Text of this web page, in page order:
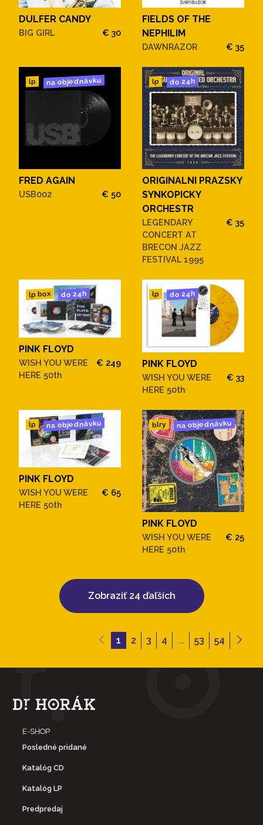
DULFER CANDY
BIG GIRL € 30
FIELDS OF THE
NEPHILIM
DAWNRAZOR € 35
lp na objednávku
FRED AGAIN
USB002 € 50
lp do 24h
ORIGINALNI PRAZSKY
SYNKOPICKY
ORCHESTR
LEGENDARY
CONCERT AT
BRECON JAZZ
FESTIVAL 1995
€ 35
lp box do 24h
PINK FLOYD
WISH YOU WERE
HERE 50th
€ 249
lp do 24h
PINK FLOYD
WISH YOU WERE
HERE 50th
€ 33
lp na objednávku
PINK FLOYD
WISH YOU WERE
HERE 50th
€ 65
blry na objednávku
PINK FLOYD
WISH YOU WERE
HERE 50th
€ 25
Zobraziť 24 ďaľších
1 2 3 4 ... 53 54
E-SHOP
Posledné pridané
Katalóg CD
Katalóg LP
Predpredaj